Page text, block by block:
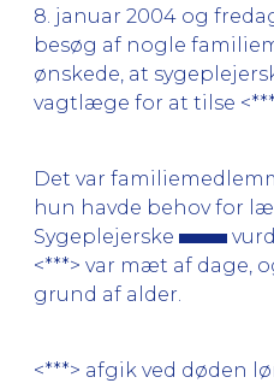
8. januar 2004 og
besøg af nogle
ønskede, at
vagtlæge for at tilse
Det var
hun havde behov for
Sygeplejerske
<***> var mæt af dage,
grund af alder.
<***> afgik ved døden